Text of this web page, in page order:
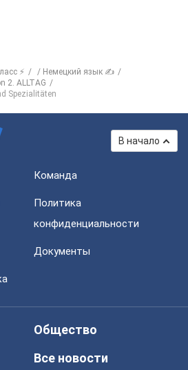
⚡
Немецкий язык ✍
2. ALLTAG
Spezialitäten
В начало
Команда
Политика
конфиденциальности
Документы
Общество
Все новости